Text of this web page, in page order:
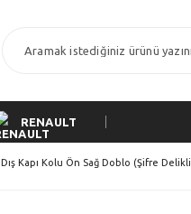
RENAULT
Dış Kapı Kolu Ön Sağ Doblo (Şifre